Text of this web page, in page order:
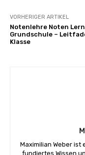
VORHERIGER ARTIKEL
Notenlehre Noten
Grundschule –
Klasse
Maximilian Weber ist
fundiertes Wissen